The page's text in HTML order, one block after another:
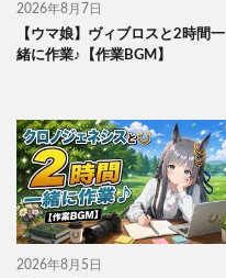
2026年8月7日
【ウマ娘】ヴィブロスと2時間一
緒に作業♪【作業BGM】
2026年8月5日